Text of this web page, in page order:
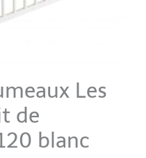
Les
de
blanc